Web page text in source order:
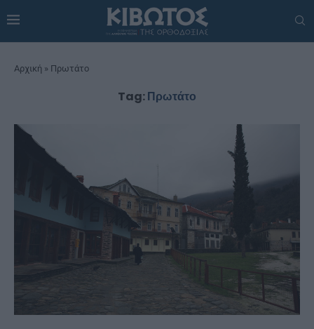
Αρχική » Πρωτάτο
Tag:Πρωτάτο